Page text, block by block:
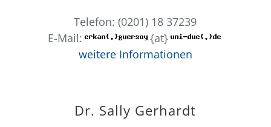
Telefon: (0201) 18 37239
E-Mail:
{at}
weitere Informationen
Dr. Sally Gerhardt